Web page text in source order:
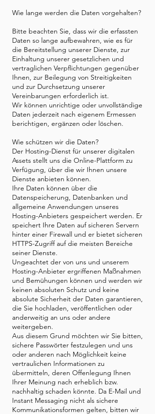
Wie lange werden die Daten vorgehalten?
Bitte beachten Sie, dass wir die erfassten
Daten so lange aufbewahren, wie es für
die Bereitstellung unserer Dienste, zur
Einhaltung unserer gesetzlichen und
vertraglichen Verpflichtungen gegenüber
Ihnen, zur Beilegung von Streitigkeiten
und zur Durchsetzung unserer
Vereinbarungen erforderlich ist.
Wir können unrichtige oder unvollständige
Daten jederzeit nach eigenem Ermessen
berichtigen, ergänzen oder löschen.
Wie schützen wir die Daten?
Der Hosting-Dienst für unserer digitalen
Assets stellt uns die Online-Plattform zu
Verfügung, über die wir Ihnen unsere
Dienste anbieten können.
Ihre Daten können über die
Datenspeicherung, Datenbanken und
allgemeine Anwendungen unseres
Hosting-Anbieters gespeichert werden. Er
speichert Ihre Daten auf sicheren Servern
hinter einer Firewall und er bietet sicheren
HTTPS-Zugriff auf die meisten Bereiche
seiner Dienste.
Ungeachtet der von uns und unserem
Hosting-Anbieter ergriffenen Maßnahmen
und Bemühungen können und werden wir
keinen absoluten Schutz und keine
absolute Sicherheit der Daten garantieren,
die Sie hochladen, veröffentlichen oder
anderweitig an uns oder andere
weitergeben.
Aus diesem Grund möchten wir Sie bitten,
sichere Passwörter festzulegen und uns
oder anderen nach Möglichkeit keine
vertraulichen Informationen zu
übermitteln, deren Offenlegung Ihnen
Ihrer Meinung nach erheblich bzw.
nachhaltig schaden könnte. Da E-Mail und
Instant Messaging nicht als sichere
Kommunikationsformen gelten, bitten wir